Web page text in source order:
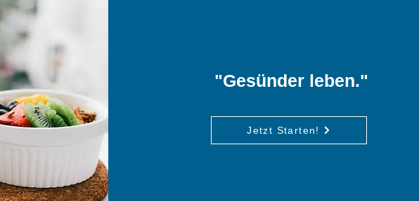
"Gesünder leben."
Jetzt Starten!
Jetzt Starten!